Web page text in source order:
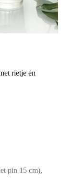
rietje en
pin 15 cm),